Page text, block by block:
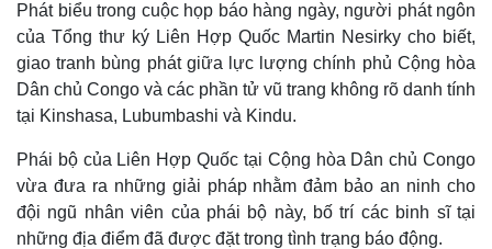
Phát biểu trong cuộc họp báo hàng ngày, người phát ngôn
của Tổng thư ký Liên Hợp Quốc Martin Nesirky cho biết,
giao tranh bùng phát giữa lực lượng chính phủ Cộng hòa
Dân chủ Congo và các phần tử vũ trang không rõ danh tính
tại Kinshasa, Lubumbashi và Kindu.
Phái bộ của Liên Hợp Quốc tại Cộng hòa Dân chủ Congo
vừa đưa ra những giải pháp nhằm đảm bảo an ninh cho
đội ngũ nhân viên của phái bộ này, bố trí các binh sĩ tại
những địa điểm đã được đặt trong tình trạng báo động.